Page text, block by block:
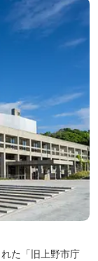
た「旧上野市庁